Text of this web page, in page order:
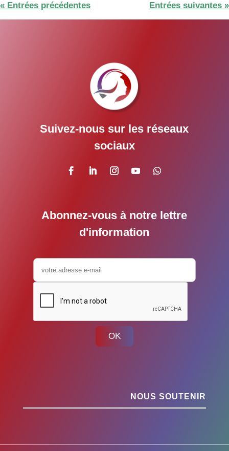
« Entrées précédentes Entrées suivantes »
Suivez-nous sur les réseaux
sociaux
Abonnez-vous à notre lettre
d'information
OK
NOUS SOUTENIR